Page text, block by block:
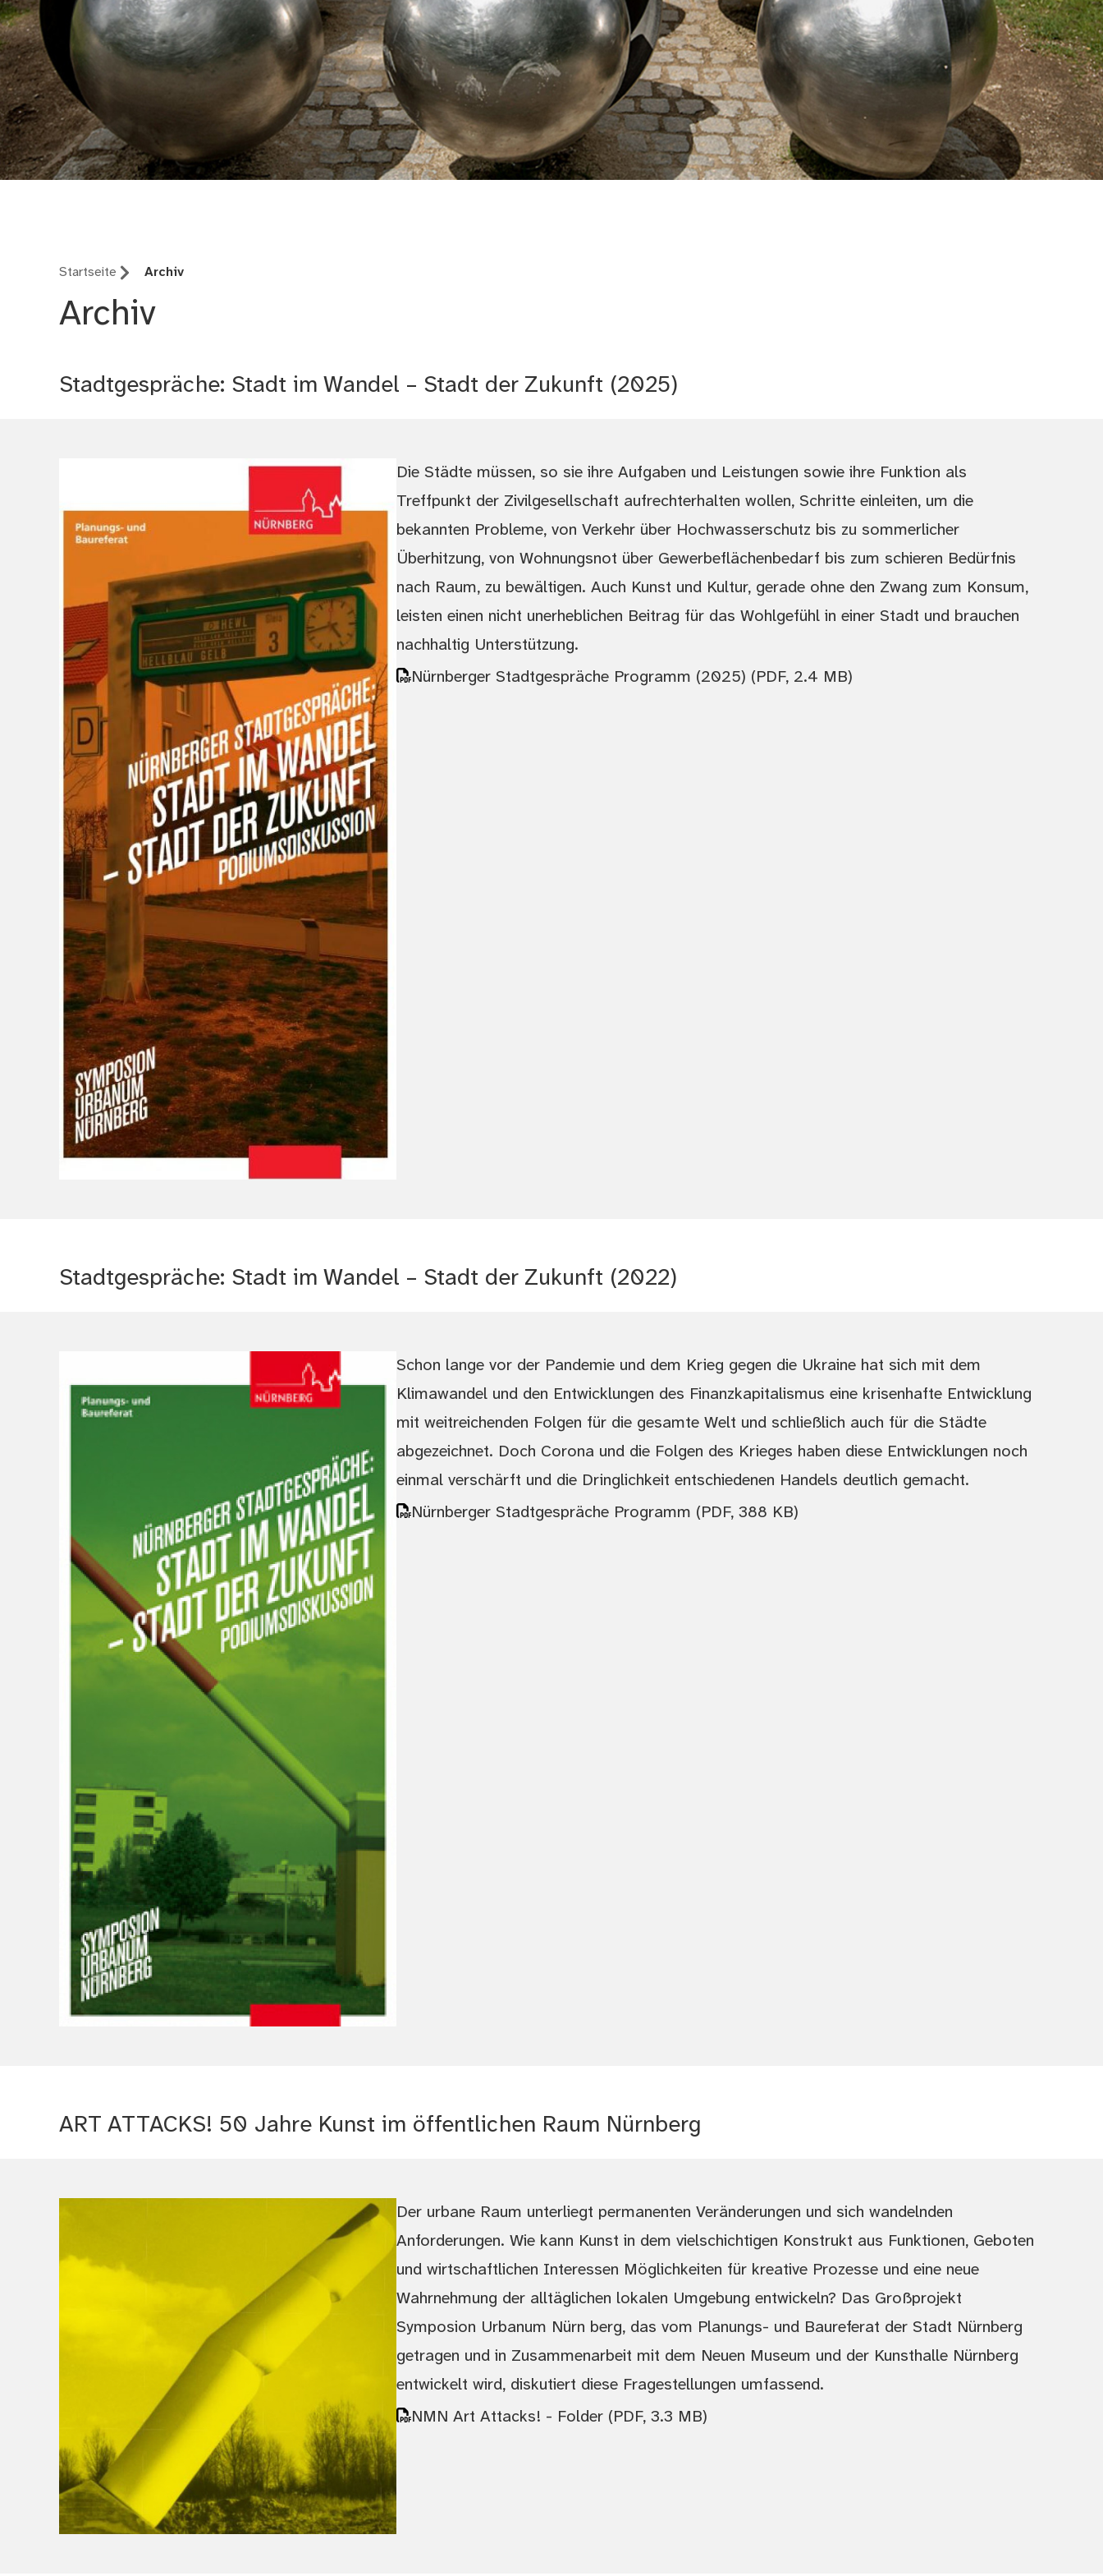
Startseite Archiv
Archiv
Stadtgespräche: Stadt im Wandel – Stadt der Zukunft (2025)
Die Städte müssen, so sie ihre Aufgaben und Leistungen sowie ihre Funktion als
Treffpunkt der Zivilgesellschaft aufrechterhalten wollen, Schritte einleiten, um die
bekannten Probleme, von Verkehr über Hochwasserschutz bis zu sommerlicher
Überhitzung, von Wohnungsnot über Gewerbeflächenbedarf bis zum schieren Bedürfnis
nach Raum, zu bewältigen. Auch Kunst und Kultur, gerade ohne den Zwang zum Konsum,
leisten einen nicht unerheblichen Beitrag für das Wohlgefühl in einer Stadt und brauchen
nachhaltig Unterstützung.
Nürnberger Stadtgespräche Programm (2025) (PDF, 2.4 MB)
Stadtgespräche: Stadt im Wandel – Stadt der Zukunft (2022)
Schon lange vor der Pandemie und dem Krieg gegen die Ukraine hat sich mit dem
Klimawandel und den Entwicklungen des Finanzkapitalismus eine krisenhafte Entwicklung
mit weitreichenden Folgen für die gesamte Welt und schließlich auch für die Städte
abgezeichnet. Doch Corona und die Folgen des Krieges haben diese Entwicklungen noch
einmal verschärft und die Dringlichkeit entschiedenen Handels deutlich gemacht.
Nürnberger Stadtgespräche Programm (PDF, 388 KB)
ART ATTACKS! 50 Jahre Kunst im öffentlichen Raum Nürnberg
Der urbane Raum unterliegt permanenten Veränderungen und sich wandelnden
Anforderungen. Wie kann Kunst in dem vielschichtigen Konstrukt aus Funktionen, Geboten
und wirtschaftlichen Interessen Möglichkeiten für kreative Prozesse und eine neue
Wahrnehmung der alltäglichen lokalen Umgebung entwickeln? Das Großprojekt
Symposion Urbanum Nürn berg, das vom Planungs- und Baureferat der Stadt Nürnberg
getragen und in Zusammenarbeit mit dem Neuen Museum und der Kunsthalle Nürnberg
entwickelt wird, diskutiert diese Fragestellungen umfassend.
NMN Art Attacks! - Folder (PDF, 3.3 MB)